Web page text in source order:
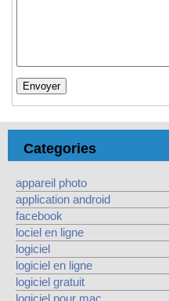
Categories
appareil photo
application android
facebook
lociel en ligne
logiciel
logiciel en ligne
logiciel gratuit